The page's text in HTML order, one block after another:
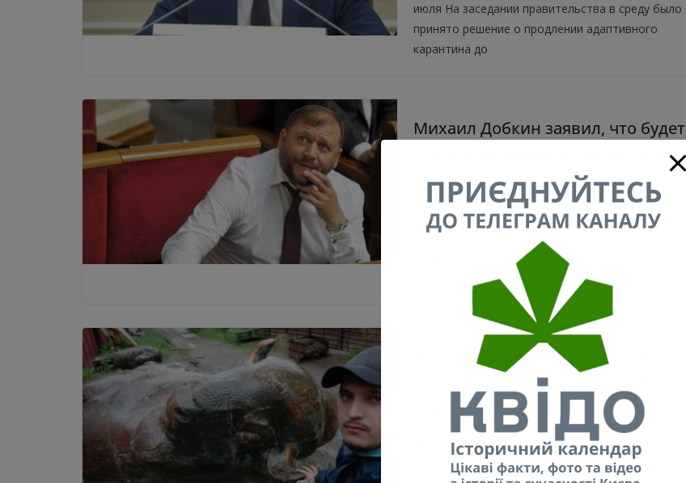
июля На заседании правительства в среду было
принято решение о продлении адаптивного
карантина до
Михаил Добкин заявил, что будет
16.06.2020
Народный депутат предыдущих созывов Михаил
Добкин заявил, что будет подавать свою
кандидатуру на должность мэра Киева. Об этом
Киевский активист предлагает
восстановить скульптуры зубра и
львов 1968 года
16.06.2020 0
Скульптурные композиции после восстановления